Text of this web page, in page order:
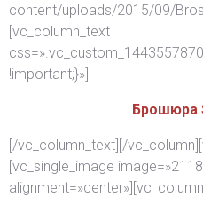
content/uploads/2015/09/
[vc_column_text
!important;}»]
Брошюра
[/vc_column_text][/
[vc_single_image